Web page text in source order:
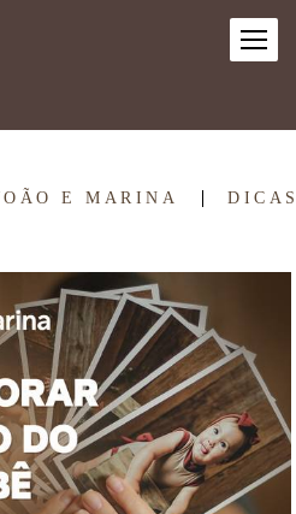
E MARINA